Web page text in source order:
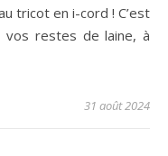
tricot en i-cord ! C’est
restes de laine, à
31 août 2024